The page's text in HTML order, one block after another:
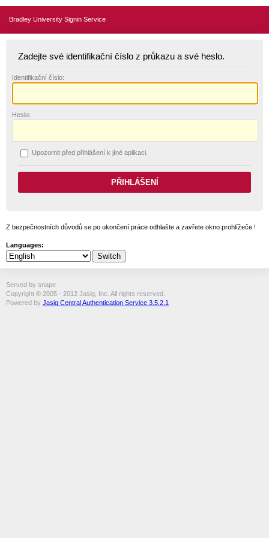
Bradley University Signin Service
Zadejte své identifikační číslo z průkazu a své heslo.
Identifikační číslo:
Heslo:
Upozornit před přihlášení k jíné aplikaci.
Z bezpečnostních důvodů se po ukončení práce odhlašte a zavřete okno prohlížeče !
Languages:
Served by snape
Copyright © 2005 - 2012 Jasig, Inc. All rights reserved.
Powered by Jasig Central Authentication Service 3.5.2.1